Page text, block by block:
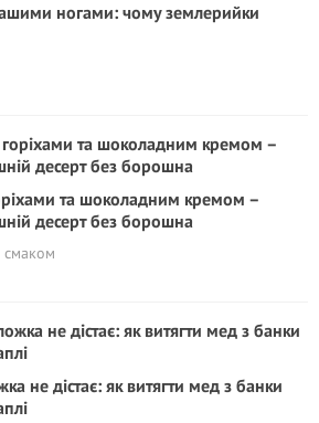
ногами: чому землерийки
та шоколадним кремом –
десерт без борошна
смаком
не дістає: як витягти мед з банки